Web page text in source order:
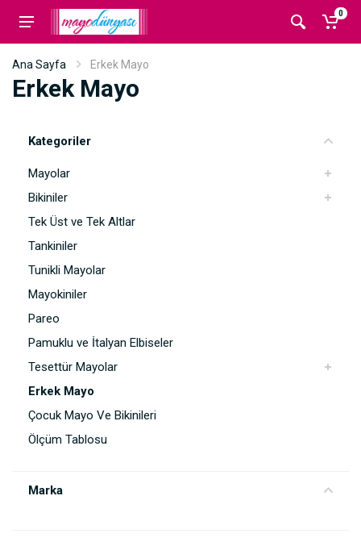
0
Ana Sayfa Erkek Mayo
Erkek Mayo
Kategoriler
Mayolar
Bikiniler
Tek Üst ve Tek Altlar
Tankiniler
Tunikli Mayolar
Mayokiniler
Pareo
Pamuklu ve İtalyan Elbiseler
Tesettür Mayolar
Erkek Mayo
Çocuk Mayo Ve Bikinileri
Ölçüm Tablosu
Marka